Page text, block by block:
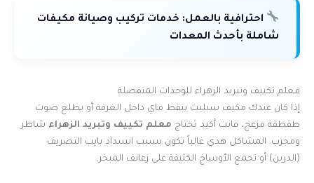
احترافية بالعمل: خدمات تركيب وصيانة مكيفات
شاملة بأحدث المعدات
معلم تكييف وتبريد الزهراء للوحدات المنفصلة
إذا كان عندك مكيف سبليت ينقط ماي داخل الغرفة أو يطلع صوت
طقطقة مزعج، فانت أكيد تحتاج معلم تكييف وتبريد الزهراء شاطر
ومجرب. المشاكل هذي غالباً تكون بسبب انسداد بايب التصريف
(الدرين) أو تجمع الأوساخ الكثيفة على زعانف المبخر.